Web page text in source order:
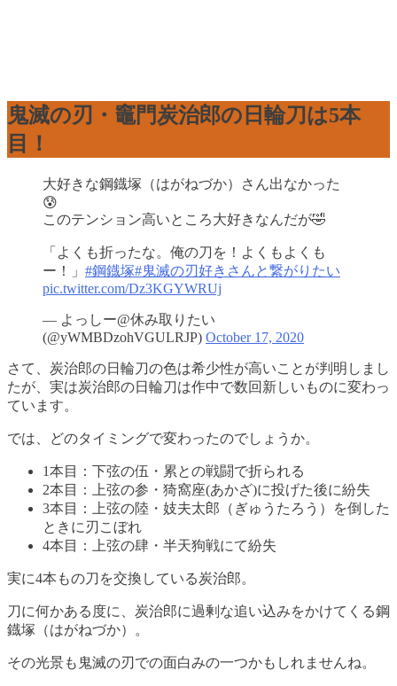
鬼滅の刃・竈門炭治郎の日輪刀は5本
目！
大好きな鋼鐡塚（はがねづか）さん出なかった
😰
このテンション高いところ大好きなんだが🤣
「よくも折ったな。俺の刀を！よくもよくも
ー！」 #鋼鐡塚#鬼滅の刃好きさんと繋がりたい
pic.twitter.com/Dz3KGYWRUj
— よっしー@休み取りたい
(@yWMBDzohVGULRJP) October 17, 2020
さて、炭治郎の日輪刀の色は希少性が高いことが判明しまし
たが、実は炭治郎の日輪刀は作中で数回新しいものに変わっ
ています。
では、どのタイミングで変わったのでしょうか。
1本目：下弦の伍・累との戦闘で折られる
2本目：上弦の参・ 猗窩座(あかざ)に投げた後に紛失
3本目：上弦の陸・妓夫太郎（ぎゅうたろう）を倒した
ときに刃こぼれ
4本目：上弦の肆・半天狗戦にて紛失
実に4本もの刀を交換している炭治郎。
刀に何かある度に、炭治郎に過剰な追い込みをかけてくる鋼
鐡塚（はがねづか）。
その光景も鬼滅の刃での面白みの一つかもしれませんね。